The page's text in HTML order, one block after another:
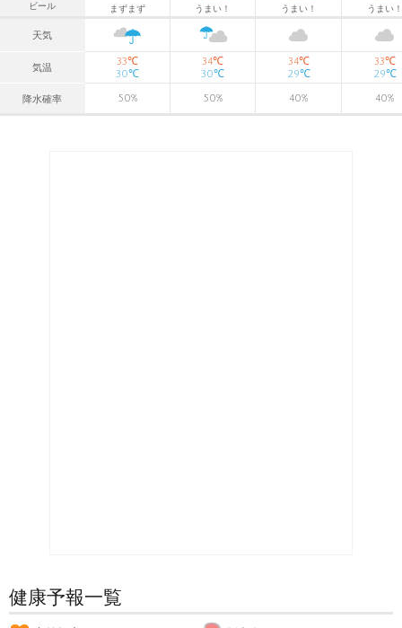
ビール まずまず うまい！ うまい！ うまい！
天気
気温
33℃
30℃
34℃
30℃
34℃
29℃
33℃
29℃
降水確率 50% 50% 40% 40%
健康予報一覧